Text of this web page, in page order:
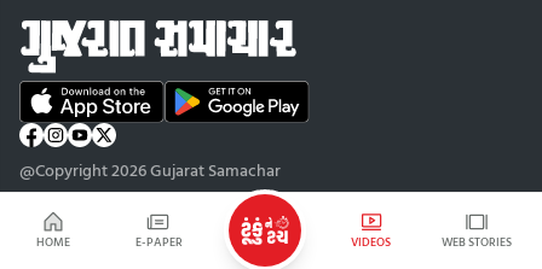
HOME E-PAPER VIDEOS WEB STORIES
@Copyright 2026 Gujarat Samachar